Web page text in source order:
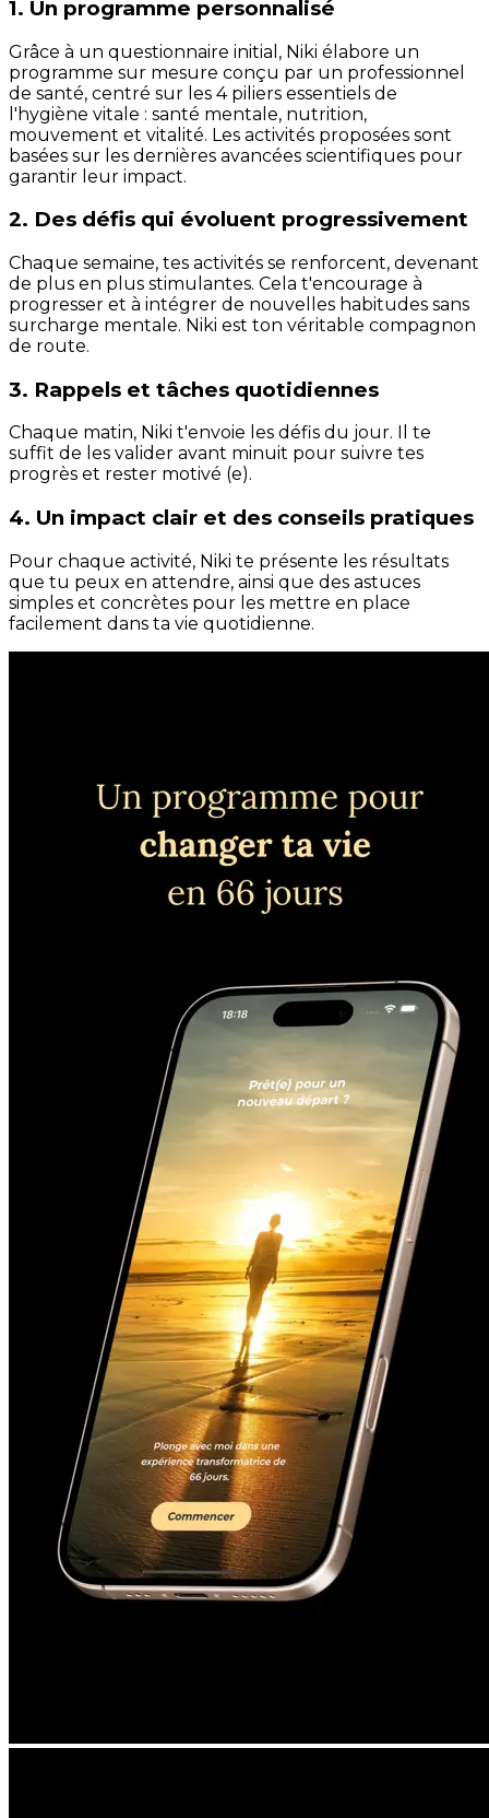
1. Un programme personnalisé
Grâce à un questionnaire initial, Niki élabore un
programme sur mesure conçu par un professionnel
de santé, centré sur les 4 piliers essentiels de
l'hygiène vitale : santé mentale, nutrition,
mouvement et vitalité. Les activités proposées sont
basées sur les dernières avancées scientifiques pour
garantir leur impact.
2. Des défis qui évoluent progressivement
Chaque semaine, tes activités se renforcent, devenant
de plus en plus stimulantes. Cela t'encourage à
progresser et à intégrer de nouvelles habitudes sans
surcharge mentale. Niki est ton véritable compagnon
de route.
3. Rappels et tâches quotidiennes
Chaque matin, Niki t'envoie les défis du jour. Il te
suffit de les valider avant minuit pour suivre tes
progrès et rester motivé (e).
4. Un impact clair et des conseils pratiques
Pour chaque activité, Niki te présente les résultats
que tu peux en attendre, ainsi que des astuces
simples et concrètes pour les mettre en place
facilement dans ta vie quotidienne.